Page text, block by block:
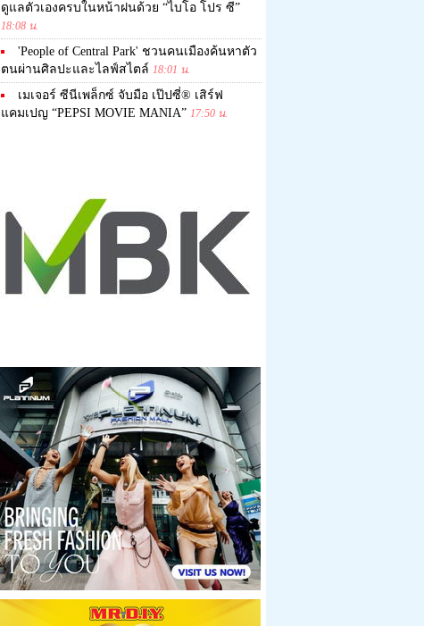
ดูแลตัวเองครบในหน้าฝนด้วย “ไบโอ โปร ซี”
18:08 น.
'People of Central Park' ชวนคนเมืองค้นหาตัว
ตนผ่านศิลปะและไลฟ์สไตล์ 18:01 น.
เมเจอร์ ซีนีเพล็กซ์ จับมือ เป๊ปซี่® เสิร์ฟ
แคมเปญ “PEPSI MOVIE MANIA” 17:50 น.